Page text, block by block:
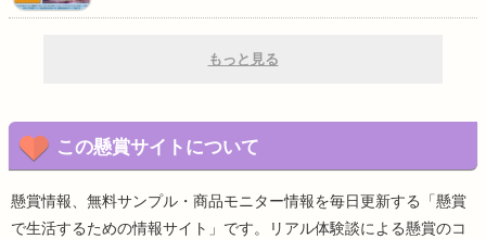
もっと見る
この懸賞サイトについて
懸賞情報、無料サンプル・商品モニター情報を毎日更新する「懸賞
で生活するための情報サイト」です。リアル体験談による懸賞のコ